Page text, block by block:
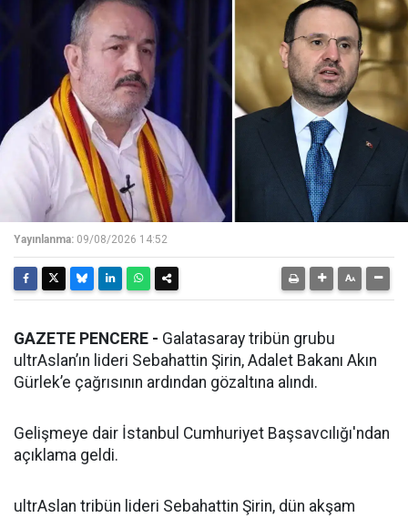
Yayınlanma: 09/08/2026 14:52
GAZETE PENCERE - Galatasaray tribün grubu
ultrAslan’ın lideri Sebahattin Şirin, Adalet Bakanı Akın
Gürlek’e çağrısının ardından gözaltına alındı.
Gelişmeye dair İstanbul Cumhuriyet Başsavcılığı'ndan
açıklama geldi.
ultrAslan tribün lideri Sebahattin Şirin, dün akşam